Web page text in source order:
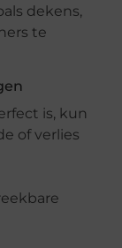
dekens,
te
is, kun
of verlies